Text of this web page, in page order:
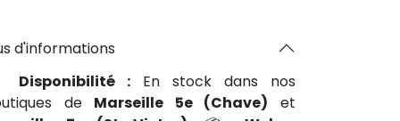
d'informations
Disponibilité : En stock dans nos
de Marseille 5e (Chave) et